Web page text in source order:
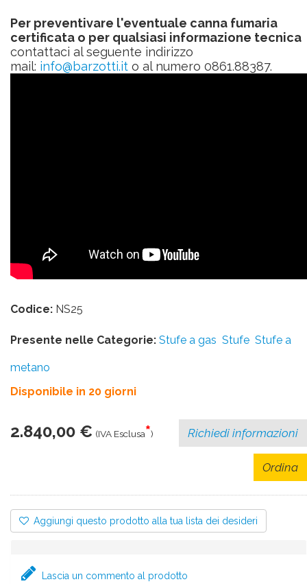
Per preventivare l'eventuale canna fumaria
certificata o per qualsiasi informazione tecnica
contattaci al seguente indirizzo
mail: info@barzotti.it o al numero 0861.88387.
Codice: NS25
Presente nelle Categorie: Stufe a gas Stufe Stufe a
metano
Disponibile in 20 giorni
2.840,00 € (IVA Esclusa*) Richiedi informazioni
Ordina
Aggiungi questo prodotto alla tua lista dei desideri
Lascia un commento al prodotto